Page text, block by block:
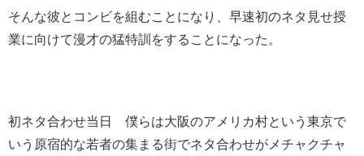
そんな彼とコンビを組むことになり、早速初のネタ見せ授
業に向けて漫才の猛特訓をすることになった。
初ネタ合わせ当日 僕らは大阪のアメリカ村という東京で
いう原宿的な若者の集まる街でネタ合わせがメチャクチャ